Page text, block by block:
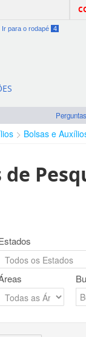
Ir para o rodapé 4
Bolsas e